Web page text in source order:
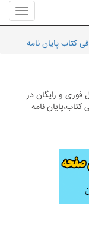
منوی
سایت
کتاب پایان نامه
و رایگان در
سابقه صحافی کتاب،پایان نامه